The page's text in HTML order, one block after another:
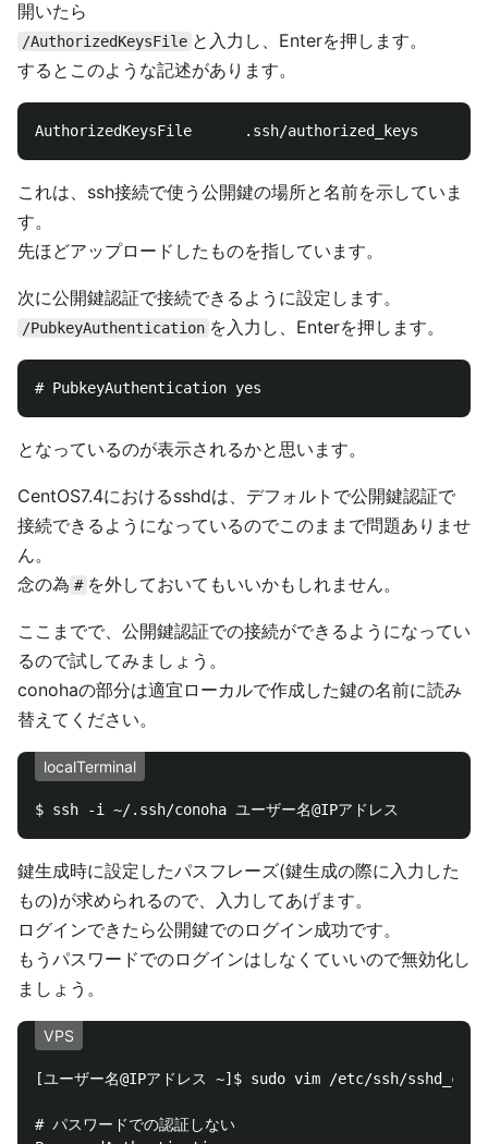
開いたら
/AuthorizedKeysFile と入力し、Enterを押します。
するとこのような記述があります。
これは、ssh接続で使う公開鍵の場所と名前を示していま
す。
先ほどアップロードしたものを指しています。
次に公開鍵認証で接続できるように設定します。
/PubkeyAuthentication を入力し、Enterを押します。
となっているのが表示されるかと思います。
CentOS7.4におけるsshdは、デフォルトで公開鍵認証で
接続できるようになっているのでこのままで問題ありませ
ん。
念の為 # を外しておいてもいいかもしれません。
ここまでで、公開鍵認証での接続ができるようになってい
るので試してみましょう。
conohaの部分は適宜ローカルで作成した鍵の名前に読み
替えてください。
localTerminal
鍵生成時に設定したパスフレーズ(鍵生成の際に入力した
もの)が求められるので、入力してあげます。
ログインできたら公開鍵でのログイン成功です。
もうパスワードでのログインはしなくていいので無効化し
ましょう。
VPS
[ユーザー名@IPアドレス ~]$ sudo vim /etc/ssh/
# パスワードでの認証しない